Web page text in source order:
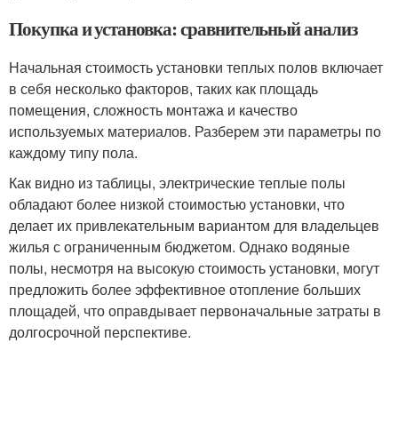
Покупка и установка: сравнительный анализ
Начальная стоимость установки теплых полов включает
в себя несколько факторов, таких как площадь
помещения, сложность монтажа и качество
используемых материалов. Разберем эти параметры по
каждому типу пола.
Как видно из таблицы, электрические теплые полы
обладают более низкой стоимостью установки, что
делает их привлекательным вариантом для владельцев
жилья с ограниченным бюджетом. Однако водяные
полы, несмотря на высокую стоимость установки, могут
предложить более эффективное отопление больших
площадей, что оправдывает первоначальные затраты в
долгосрочной перспективе.